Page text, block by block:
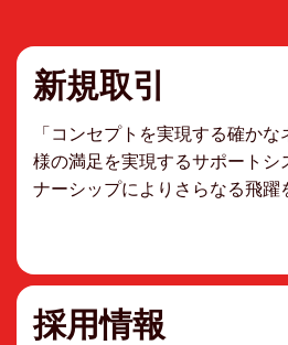
新規取引
「コンセプトを実現する確か
様の満足を実現するサポートシ
ナーシップによりさらなる飛躍
採用情報